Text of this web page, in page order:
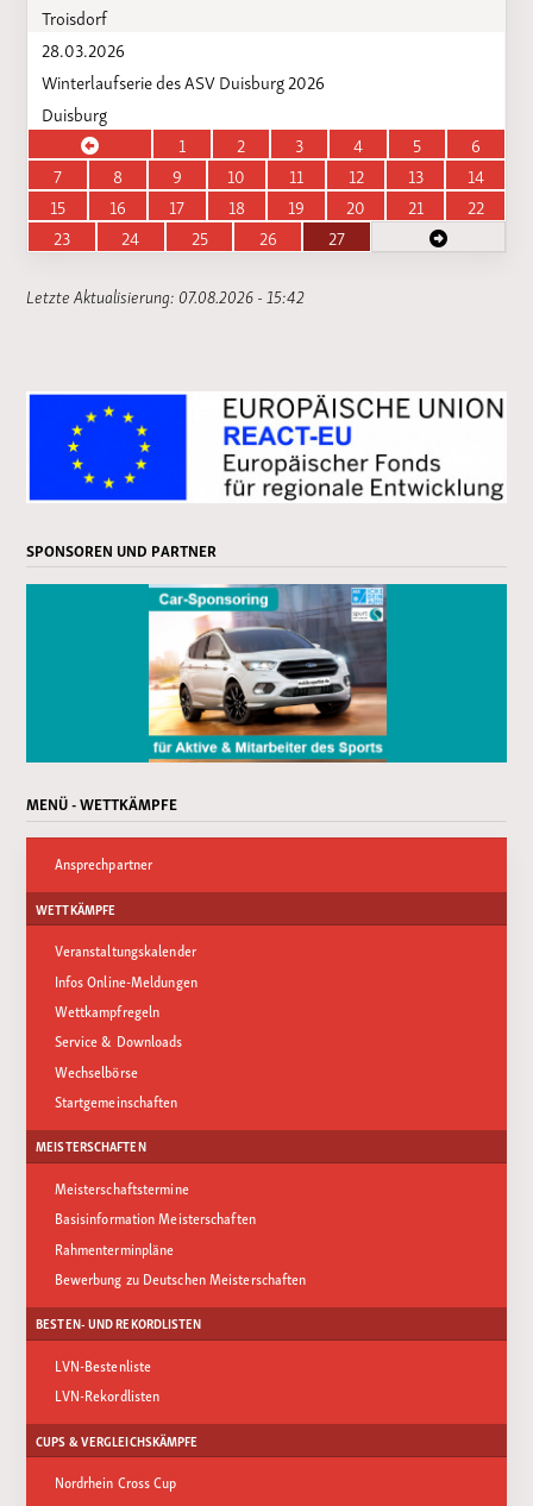
Troisdorf
28.03.2026
Winterlaufserie des ASV Duisburg 2026
Duisburg
1
2 3 4 5
6
7
8 9 10 11 12 13
14
15
16 17 18 19 20 21
22
23
24 25 26 27
Letzte Aktualisierung: 07.08.2026 - 15:42
SPONSOREN UND PARTNER
MENÜ - WETTKÄMPFE
Ansprechpartner
WETTKÄMPFE
Veranstaltungskalender
Infos Online-Meldungen
Wettkampfregeln
Service & Downloads
Wechselbörse
Startgemeinschaften
MEISTERSCHAFTEN
Meisterschaftstermine
Basisinformation Meisterschaften
Rahmenterminpläne
Bewerbung zu Deutschen Meisterschaften
BESTEN- UND REKORDLISTEN
LVN-Bestenliste
LVN-Rekordlisten
CUPS & VERGLEICHSKÄMPFE
Nordrhein Cross Cup